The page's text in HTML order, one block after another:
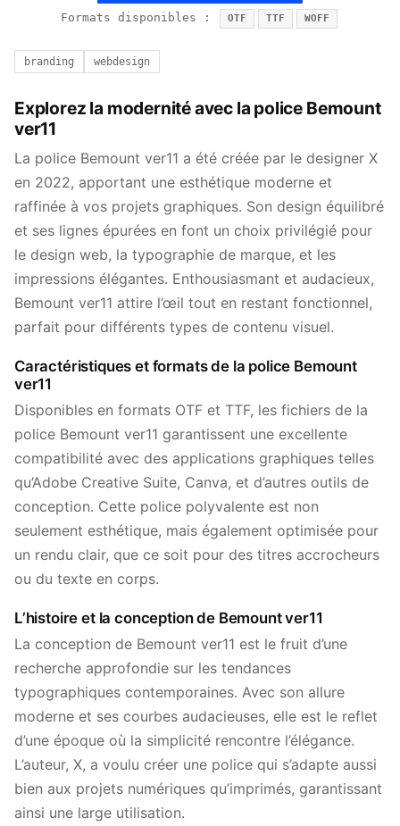
Formats disponibles : OTF TTF WOFF
branding webdesign
Explorez la modernité avec la police Bemount
ver11
La police Bemount ver11 a été créée par le designer X
en 2022, apportant une esthétique moderne et
raffinée à vos projets graphiques. Son design équilibré
et ses lignes épurées en font un choix privilégié pour
le design web, la typographie de marque, et les
impressions élégantes. Enthousiasmant et audacieux,
Bemount ver11 attire l’œil tout en restant fonctionnel,
parfait pour différents types de contenu visuel.
Caractéristiques et formats de la police Bemount
ver11
Disponibles en formats OTF et TTF, les fichiers de la
police Bemount ver11 garantissent une excellente
compatibilité avec des applications graphiques telles
qu’Adobe Creative Suite, Canva, et d’autres outils de
conception. Cette police polyvalente est non
seulement esthétique, mais également optimisée pour
un rendu clair, que ce soit pour des titres accrocheurs
ou du texte en corps.
L’histoire et la conception de Bemount ver11
La conception de Bemount ver11 est le fruit d’une
recherche approfondie sur les tendances
typographiques contemporaines. Avec son allure
moderne et ses courbes audacieuses, elle est le reflet
d’une époque où la simplicité rencontre l’élégance.
L’auteur, X, a voulu créer une police qui s’adapte aussi
bien aux projets numériques qu’imprimés, garantissant
ainsi une large utilisation.